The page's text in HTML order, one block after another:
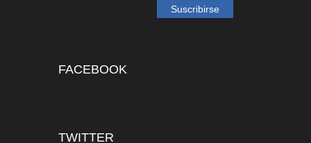
FACEBOOK
TWITTER